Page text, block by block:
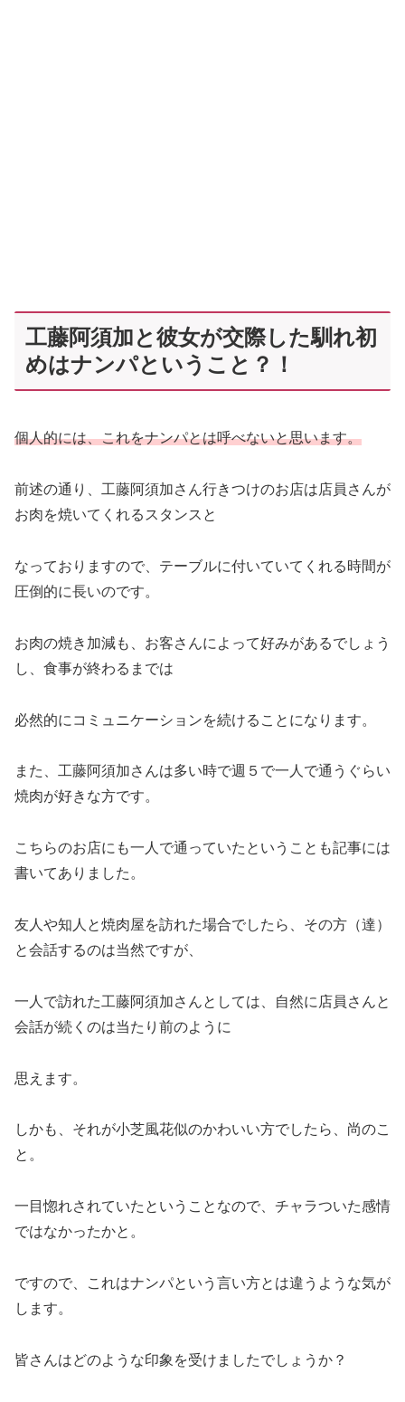
工藤阿須加と彼女が交際した馴れ初
めはナンパということ？！
個人的には、これをナンパとは呼べないと思います。
前述の通り、工藤阿須加さん行きつけのお店は店員さんが
お肉を焼いてくれるスタンスと
なっておりますので、テーブルに付いていてくれる時間が
圧倒的に長いのです。
お肉の焼き加減も、お客さんによって好みがあるでしょう
し、食事が終わるまでは
必然的にコミュニケーションを続けることになります。
また、工藤阿須加さんは多い時で週５で一人で通うぐらい
焼肉が好きな方です。
こちらのお店にも一人で通っていたということも記事には
書いてありました。
友人や知人と焼肉屋を訪れた場合でしたら、その方（達）
と会話するのは当然ですが、
一人で訪れた工藤阿須加さんとしては、自然に店員さんと
会話が続くのは当たり前のように
思えます。
しかも、それが小芝風花似のかわいい方でしたら、尚のこ
と。
一目惚れされていたということなので、チャラついた感情
ではなかったかと。
ですので、これはナンパという言い方とは違うような気が
します。
皆さんはどのような印象を受けましたでしょうか？